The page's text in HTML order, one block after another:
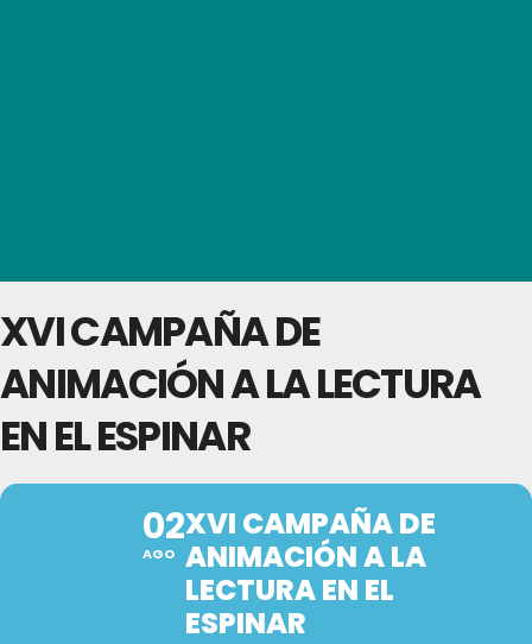
XVI CAMPAÑA DE
ANIMACIÓN A LA LECTURA
EN EL ESPINAR
02
AGO
XVI CAMPAÑA DE
ANIMACIÓN A LA
LECTURA EN EL
ESPINAR